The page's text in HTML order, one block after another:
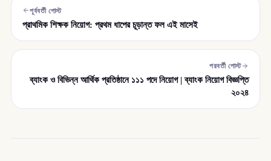
পূর্ববর্তী পোস্ট
প্রাথমিক শিক্ষক নিয়োগ: প্রথম ধাপের চূড়ান্ত ফল এই মাসেই
পরবর্তী পোস্ট
ব্যাংক ও বিভিন্ন আর্থিক প্রতিষ্ঠানে ১১১ পদে নিয়োগ | ব্যাংক নিয়োগ বিজ্ঞপ্তি
২০২৪